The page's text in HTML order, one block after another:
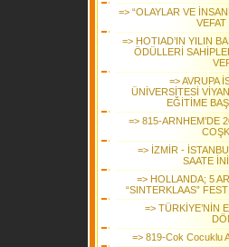
=> “OLAYLAR VE
=> HOTIAD’IN YILIN
ÖDÜLLERİ
=> AVRUPA
ÜNİVERSİTESİ
EĞİTİME
=> 815-ARNHEM’DE
=> İZMİR -
SAATE
=> HOLLANDA; 5
“SINTERKLAAS”
=> TÜRKİYE’NİN
=> 819-Cok Cocuklu